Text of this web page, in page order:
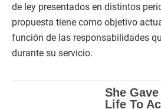
de ley presentados en distintos
propuesta tiene como objetivo
función de las responsabilidades
durante su servicio.